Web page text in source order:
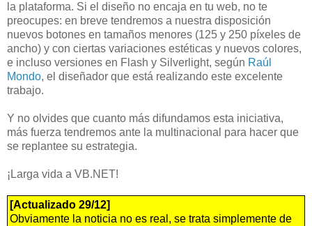
la plataforma. Si el diseño no encaja en tu web, no te
preocupes: en breve tendremos a nuestra disposición
nuevos botones en tamaños menores (125 y 250 píxeles de
ancho) y con ciertas variaciones estéticas y nuevos colores,
e incluso versiones en Flash y Silverlight, según Raúl
Mondo, el diseñador que está realizando este excelente
trabajo.
Y no olvides que cuanto más difundamos esta iniciativa,
más fuerza tendremos ante la multinacional para hacer que
se replantee su estrategia.
¡Larga vida a VB.NET!
[Actualizado 29/12]
Obviamente la noticia no es real, se trata simplemente de